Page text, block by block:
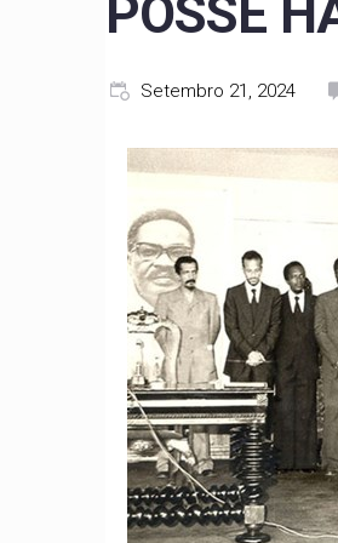
POSSE
Setembro 21, 2024